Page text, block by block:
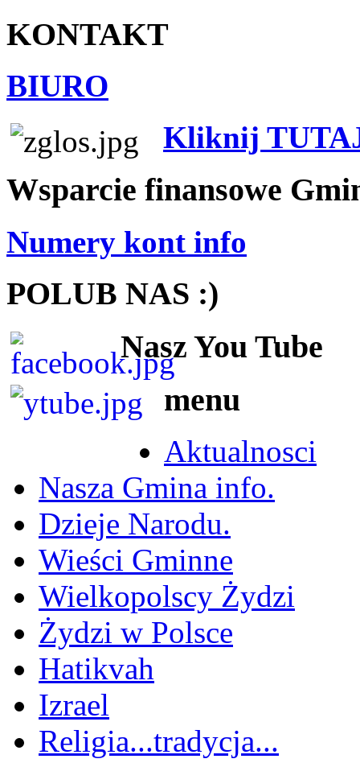
KONTAKT
BIURO
Kliknij
Wsparcie finansowe
Numery kont info
POLUB NAS :)
Nasz You Tube
menu
Aktualnosci
Nasza Gmina info.
Dzieje Narodu.
Wieści Gminne
Wielkopolscy Żydzi
Żydzi w Polsce
Hatikvah
Izrael
Religia...tradycja...